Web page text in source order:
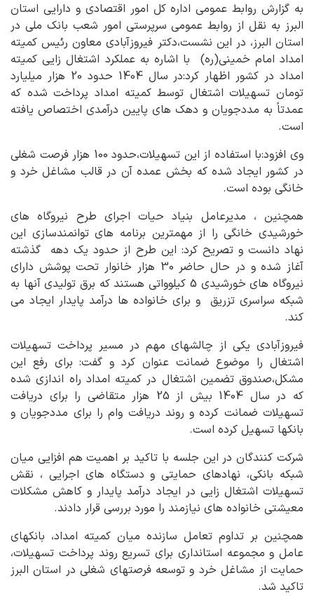
به گزارش روابط عمومی اداره کل امور اقتصادی و دارایی استان
البرز به نقل از روابط عمومی سرپرستی امور شعب بانک ملی در
استان البرز، در این نشست،دکتر فیروزآبادی معاون رئیس کمیته
امداد امام خمینی(ره) با اشاره به عملکرد اشتغال زایی کمیته
امداد در کشور اظهار کرد:در سال 1404 حدود 20 هزار میلیارد
تومان تسهیلات اشتغال توسط کمیته امداد پرداخت شده که
عمدتاً به مددجویان و دهک های پایین درآمدی اختصاص یافته
است.
وی افزود:با استفاده از این تسهیلات،حدود 100 هزار فرصت شغلی
در کشور ایجاد شده که بخش عمده آن در قالب مشاغل خرد و
خانگی بوده است.
همچنین ، مدیرعامل بنیاد حیات اجرای طرح نیروگاه های
خورشیدی خانگی را از مهمترین برنامه های توانمندسازی این
نهاد دانست و تصریح کرد: این طرح از حدود یک دهه گذشته
آغاز شده و در حال حاضر 30 هزار خانوار تحت پوشش دارای
نیروگاه های خورشیدی 5 کیلوواتی هستند که برق تولیدی آنها به
شبکه سراسری تزریق و برای خانواده ها درآمد پایدار ایجاد می
کند.
فیروزآبادی یکی از چالشهای مهم در مسیر پرداخت تسهیلات
اشتغال را موضوع ضمانت عنوان کرد و گفت: برای رفع این
مشکل،صندوق تضمین اشتغال در کمیته امداد راه اندازی شده
که در سال 1404 بیش از 25 هزار متقاضی را برای دریافت
تسهیلات ضمانت کرده و روند دریافت وام را برای مددجویان و
بانکها تسهیل کرده است.
شرکت کنندگان در این جلسه با تاکید بر اهمیت هم افزایی میان
شبکه بانکی، نهادهای حمایتی و دستگاه های اجرایی ، نقش
تسهیلات اشتغال زایی در ایجاد درآمد پایدار و کاهش مشکلات
معیشتی خانواده های نیازمند را مورد بررسی قرار دادند.
همچنین بر تداوم تعامل سازنده میان کمیته امداد، بانکهای
عامل و مجموعه استانداری برای تسریع روند پرداخت تسهیلات،
حمایت از مشاغل خرد و توسعه فرصتهای شغلی در استان البرز
تاکید شد.